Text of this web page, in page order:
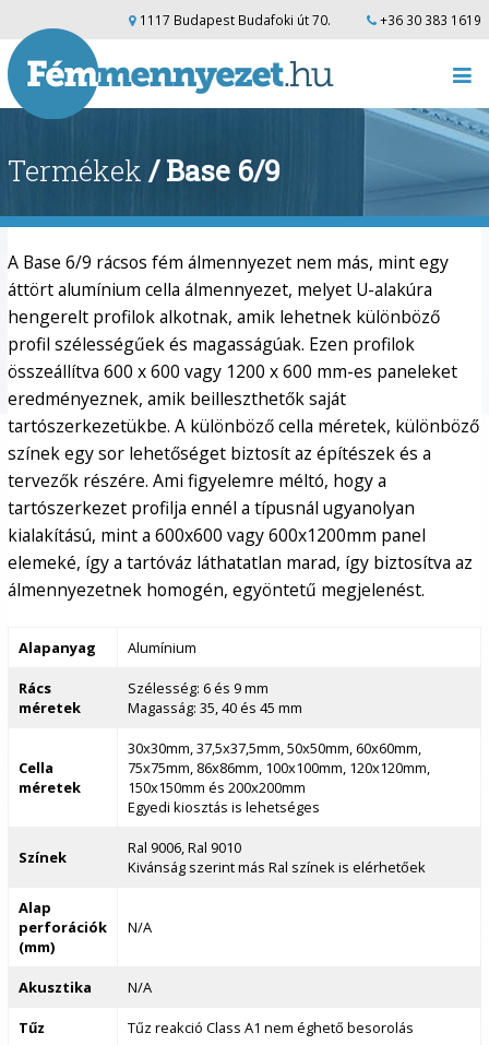
1117 Budapest Budafoki út 70. +36 30 383 1619
Termékek / Base 6/9
A Base 6/9 rácsos fém álmennyezet nem más, mint egy
áttört alumínium cella álmennyezet, melyet U-alakúra
hengerelt profilok alkotnak, amik lehetnek különböző
profil szélességűek és magasságúak. Ezen profilok
összeállítva 600 x 600 vagy 1200 x 600 mm-es paneleket
eredményeznek, amik beilleszthetők saját
tartószerkezetükbe. A különböző cella méretek, különböző
színek egy sor lehetőséget biztosít az építészek és a
tervezők részére. Ami figyelemre méltó, hogy a
tartószerkezet profilja ennél a típusnál ugyanolyan
kialakítású, mint a 600x600 vagy 600x1200mm panel
elemeké, így a tartóváz láthatatlan marad, így biztosítva az
álmennyezetnek homogén, egyöntetű megjelenést.
Alapanyag Alumínium
Rács
méretek
Szélesség: 6 és 9 mm
Magasság: 35, 40 és 45 mm
Cella
méretek
30x30mm, 37,5x37,5mm, 50x50mm, 60x60mm,
75x75mm, 86x86mm, 100x100mm, 120x120mm,
150x150mm és 200x200mm
Egyedi kiosztás is lehetséges
Színek
Ral 9006, Ral 9010
Kivánság szerint más Ral színek is elérhetőek
Alap
perforációk
(mm)
N/A
Akusztika N/A
Tűz Tűz reakció Class A1 nem éghető besorolás